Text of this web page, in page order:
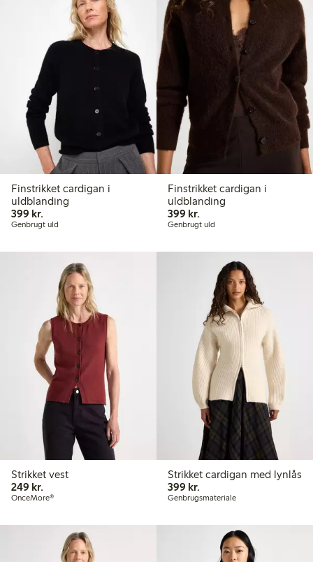
Finstrikket cardigan i
uldblanding
399 kr.
Genbrugt uld
Finstrikket cardigan i
uldblanding
399 kr.
Genbrugt uld
Strikket vest
249 kr.
OnceMore®
Strikket cardigan med lynlås
399 kr.399,00 kr.
Genbrugsmateriale